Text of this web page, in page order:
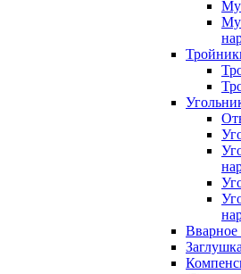
Вварное
Заглушка